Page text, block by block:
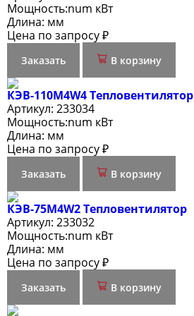
Мощность:num кВт
Длина: мм
Цена по запросу ₽
Заказать В корзину
КЭВ-110M4W4 Тепловентилятор
Артикул: 233034
Мощность:num кВт
Длина: мм
Цена по запросу ₽
Заказать В корзину
КЭВ-75M4W2 Тепловентилятор
Артикул: 233032
Мощность:num кВт
Длина: мм
Цена по запросу ₽
Заказать В корзину